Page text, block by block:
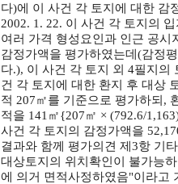
다)에 이 사건 각 토지에 대한 감
2002. 1. 22. 이 사건 각 토지의
여러 가격 형성요인과 인근 공시
감정가액을 평가하였는데(감정
다.), 이 사건 각 토지 외 4필지의
건 각 토지에 대한 환지 후 대상
적 207㎡를 기준으로 평가하되,
적을 141㎡{207㎡ × (792.6/
사건 각 토지의 감정가액을
결과와 함께 평가의견 제3항 기
대상토지의 위치확인이 불가능
에 의거 면적사정하였음"이라고